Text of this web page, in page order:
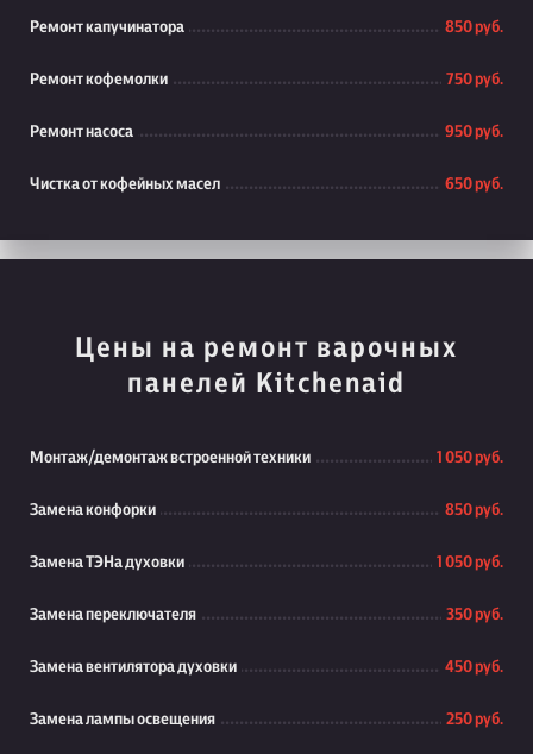
Ремонт капучинатора 850 руб.
Ремонт кофемолки 750 руб.
Ремонт насоса 950 руб.
Чистка от кофейных масел 650 руб.
Цены на ремонт варочных
панелей Kitchenaid
Монтаж/демонтаж встроенной техники 1 050 руб.
Замена конфорки 850 руб.
Замена ТЭНа духовки 1 050 руб.
Замена переключателя 350 руб.
Замена вентилятора духовки 450 руб.
Замена лампы освещения 250 руб.